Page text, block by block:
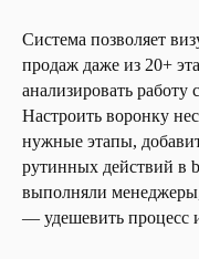
Система позволяет
продаж даже из 20+
анализировать
Настроить воронку
нужные этапы,
рутинных действий в
выполняли
— удешевить процесс